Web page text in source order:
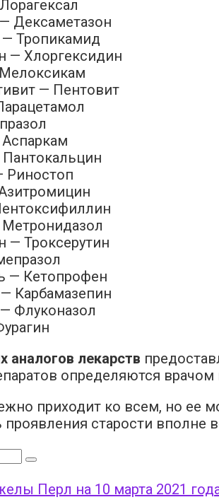
Дексаметазон
Тропикамид
— Хлоргексидин
— Пентовит
Риностоп
— Троксерутин
— Кетопрофен
Карбамазепин
Флуконазол
аналогов лекарств
определяются
приходит ко всем, но ее
проявления старости вполне
Перл на 10 марта 2021